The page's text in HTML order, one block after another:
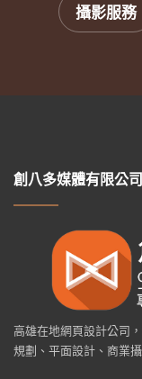
攝影服務
創八多媒體有限公司
高雄在地網頁設計公司
規劃、平面設計、商業